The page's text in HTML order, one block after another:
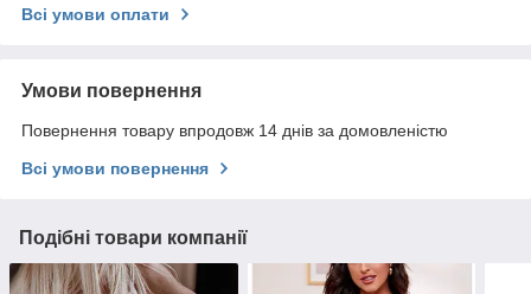
Всі умови оплати
Умови повернення
Повернення товару впродовж 14 днів за домовленістю
Всі умови повернення
Подібні товари компанії